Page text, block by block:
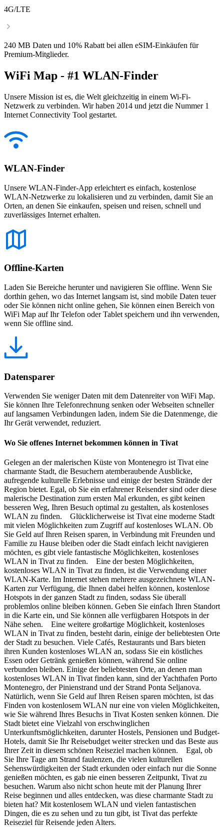
4G/LTE
240 MB Daten und 10% Rabatt bei allen eSIM-Einkäufen für
Premium-Mitglieder.
WiFi Map - #1 WLAN-Finder
Unsere Mission ist es, die Welt gleichzeitig in einem Wi-Fi-
Netzwerk zu verbinden. Wir haben 2014 und jetzt die Nummer 1
Internet Connectivity Tool gestartet.
WLAN-Finder
Unsere WLAN-Finder-App erleichtert es einfach, kostenlose
WLAN-Netzwerke zu lokalisieren und zu verbinden, damit Sie an
Orten, an denen Sie einkaufen, speisen und reisen, schnell und
zuverlässiges Internet erhalten.
Offline-Karten
Laden Sie Bereiche herunter und navigieren Sie offline. Wenn Sie
dorthin gehen, wo das Internet langsam ist, sind mobile Daten teuer
oder Sie können nicht online gehen, Sie können einen Bereich von
WiFi Map auf Ihr Telefon oder Tablet speichern und ihn verwenden,
wenn Sie offline sind.
Datensparer
Verwenden Sie weniger Daten mit dem Datenreiter von WiFi Map.
Sie können Ihre Telefonrechnung senken oder Webseiten schneller
auf langsamen Verbindungen laden, indem Sie die Datenmenge, die
Ihr Gerät verwendet, reduziert.
Wo Sie offenes Internet bekommen können in Tivat
Gelegen an der malerischen Küste von Montenegro ist Tivat eine
charmante Stadt, die Besuchern atemberaubende Ausblicke,
aufregende kulturelle Erlebnisse und einige der besten Strände der
Region bietet. Egal, ob Sie ein erfahrener Reisender sind oder diese
malerische Destination zum ersten Mal erkunden, es gibt keinen
besseren Weg, Ihren Besuch optimal zu gestalten, als kostenloses
WLAN zu finden. Glücklicherweise ist Tivat eine moderne Stadt
mit vielen Möglichkeiten zum Zugriff auf kostenloses WLAN. Ob
Sie Geld auf Ihren Reisen sparen, in Verbindung mit Freunden und
Familie zu Hause bleiben oder die Stadt einfach leicht navigieren
möchten, es gibt viele fantastische Möglichkeiten, kostenloses
WLAN in Tivat zu finden. Eine der besten Möglichkeiten,
kostenloses WLAN in Tivat zu finden, ist die Verwendung einer
WLAN-Karte. Im Internet stehen mehrere ausgezeichnete WLAN-
Karten zur Verfügung, die Ihnen dabei helfen können, kostenlose
Hotspots in der ganzen Stadt zu finden, sodass Sie überall
problemlos online bleiben können. Geben Sie einfach Ihren Standort
in die Karte ein, und Sie können alle verfügbaren Hotspots in der
Nähe sehen. Eine weitere großartige Möglichkeit, kostenloses
WLAN in Tivat zu finden, besteht darin, einige der beliebtesten Orte
der Stadt zu besuchen. Viele Cafés, Restaurants und Bars bieten
ihren Kunden kostenloses WLAN an, sodass Sie ein köstliches
Essen oder Getränk genießen können, während Sie online
verbunden bleiben. Einige der beliebtesten Orte, an denen man
kostenloses WLAN in Tivat finden kann, sind der Yachthafen Porto
Montenegro, der Pinienstrand und der Strand Ponta Seljanova.
Natürlich, wenn Sie Geld auf Ihren Reisen sparen möchten, ist das
Finden von kostenlosem WLAN nur eine von vielen Möglichkeiten,
wie Sie während Ihres Besuchs in Tivat Kosten senken können. Die
Stadt bietet eine Vielzahl von erschwinglichen
Unterkunftsmöglichkeiten, darunter Hostels, Pensionen und Budget-
Hotels, damit Sie Ihr Reisebudget weiter strecken und das Beste aus
Ihrer Zeit in diesem schönen Reiseziel machen können. Egal, ob
Sie Ihre Tage am Strand faulenzen, die vielen kulturellen
Sehenswürdigkeiten der Stadt erkunden oder einfach nur die Sonne
genießen möchten, es gab nie einen besseren Zeitpunkt, Tivat zu
besuchen. Warum also nicht schon heute mit der Planung Ihrer
Reise beginnen und alles entdecken, was diese charmante Stadt zu
bieten hat? Mit kostenlosem WLAN und vielen fantastischen
Dingen, die es zu sehen und zu tun gibt, ist Tivat das perfekte
Reiseziel für Reisende jeden Alters.